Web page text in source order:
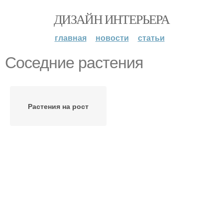
ДИЗАЙН ИНТЕРЬЕРА
главная новости статьи
Соседние растения
Растения на рост